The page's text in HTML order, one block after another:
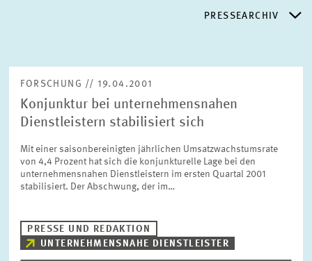
PRESSEARCHIV
PRESSEVERTEILER
EXPERTENLISTE
ZEW IN DEN MEDIEN
FORSCHUNG // 19.04.2001
Konjunktur bei unternehmensnahen
Dienstleistern stabilisiert sich
Mit einer saisonbereinigten jährlichen Umsatzwachstumsrate
von 4,4 Prozent hat sich die konjunkturelle Lage bei den
unternehmensnahen Dienstleistern im ersten Quartal 2001
stabilisiert. Der Abschwung, der im…
PRESSE UND REDAKTION
UNTERNEHMENSNAHE DIENSTLEISTER